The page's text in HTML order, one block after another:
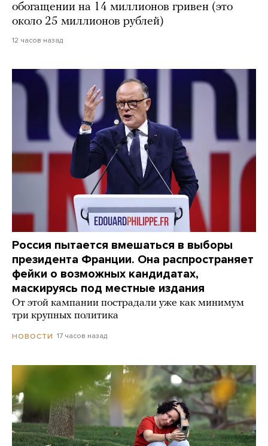
обогащении на 14 миллионов гривен (это
около 25 миллионов рублей)
12 часов назад
Россия пытается вмешаться в выборы
президента Франции. Она распространяет
фейки о возможных кандидатах,
маскируясь под местные издания
От этой кампании пострадали уже как минимум
три крупных политика
НОВОСТИ 17 часов назад